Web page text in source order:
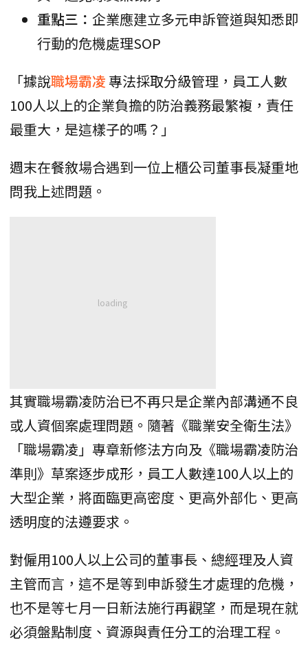
重點三： 企業應建立多元申訴管道與知悉即
行動的危機處理SOP
「據說職場霸凌專法採取分級管理，員工人數
100人以上的企業負擔的防治義務最繁複，責任
最重大，是這樣子的嗎？」
週末在餐敘場合遇到一位上櫃公司董事長凝重地
問我上述問題。
其實職場霸凌防治已不再只是企業內部溝通不良
或人資個案處理問題。隨著《職業安全衛生法》
「職場霸凌」專章新修法方向及《職場霸凌防治
準則》草案逐步成形，員工人數達100人以上的
大型企業，將面臨更高密度、更高外部化、更高
透明度的法遵要求。
對僱用100人以上公司的董事長、總經理及人資
主管而言，這不是等到申訴發生才處理的危機，
也不是等七月一日新法施行再觀望，而是現在就
必須盤點制度、資源與責任分工的治理工程。